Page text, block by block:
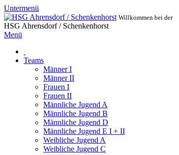
Untermenü
Willkommen bei der
HSG Ahrensdorf / Schenkenhorst
Menü
Teams
Männer I
Männer II
Frauen I
Frauen II
Männliche Jugend A
Männliche Jugend B
Männliche Jugend D
Männliche Jugend E I + II
Weibliche Jugend A
Weibliche Jugend C